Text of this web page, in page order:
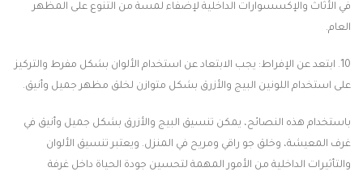
في الأثاث والإكسسوارات الداخلية لإضفاء لمسة من التنوع على المظهر
العام.
10. ابتعد عن الإفراط: يجب الابتعاد عن استخدام الألوان بشكل مفرط والتركيز
على استخدام اللونين البيج والأزرق بشكل متوازن لخلق مظهر جميل وأنيق.
باستخدام هذه النصائح، يمكن تنسيق البيج والأزرق بشكل جميل وأنيق في
غرف المعيشة، وخلق جو راقي ومريح في المنزل. ويعتبر تنسيق الألوان
والتأثيرات الداخلية من الأمور المهمة لتحسين جودة الحياة داخل غرفة